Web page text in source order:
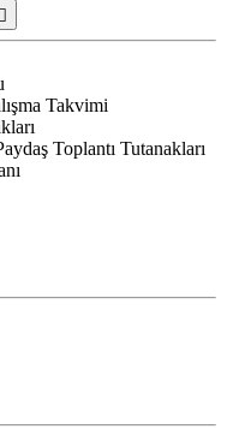
Takvimi
Toplantı Tutanakları